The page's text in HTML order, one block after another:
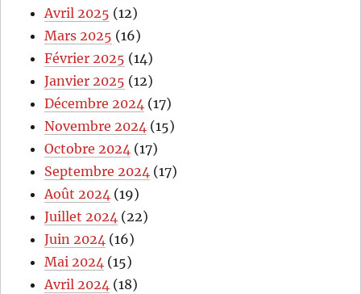
Avril 2025 (12)
Mars 2025 (16)
Février 2025 (14)
Janvier 2025 (12)
Décembre 2024 (17)
Novembre 2024 (15)
Octobre 2024 (17)
Septembre 2024 (17)
Août 2024 (19)
Juillet 2024 (22)
Juin 2024 (16)
Mai 2024 (15)
Avril 2024 (18)